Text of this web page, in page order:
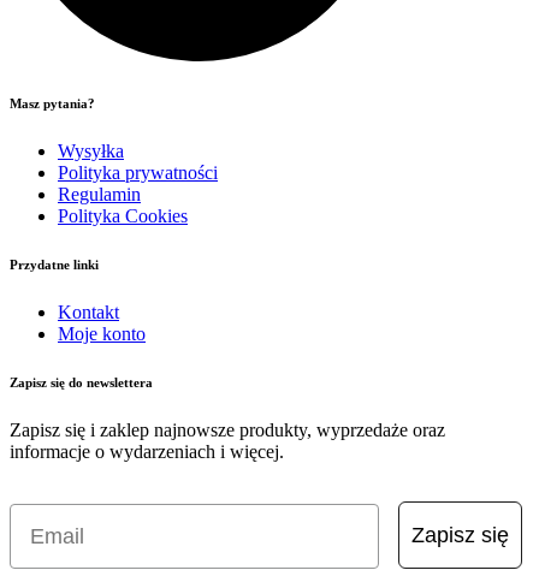
Masz pytania?
Wysyłka
Polityka prywatności
Regulamin
Polityka Cookies
Przydatne linki
Kontakt
Moje konto
Zapisz się do newslettera
Zapisz się i zaklep najnowsze produkty, wyprzedaże oraz
informacje o wydarzeniach i więcej.
Email
Zapisz się